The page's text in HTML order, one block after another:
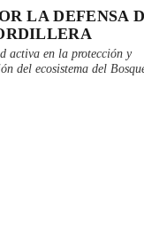
LA DEFENSA
activa en la protección y
del ecosistema del